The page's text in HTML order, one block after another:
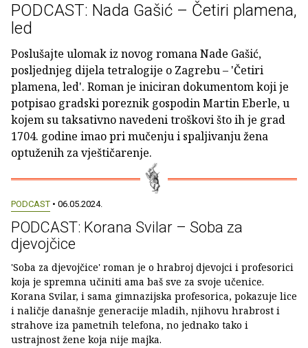
PODCAST: Nada Gašić – Četiri plamena,
led
Poslušajte ulomak iz novog romana Nade Gašić,
posljednjeg dijela tetralogije o Zagrebu – 'Četiri
plamena, led'. Roman je iniciran dokumentom koji je
potpisao gradski poreznik gospodin Martin Eberle, u
kojem su taksativno navedeni troškovi što ih je grad
1704. godine imao pri mučenju i spaljivanju žena
optuženih za vještičarenje.
PODCAST • 06.05.2024.
PODCAST: Korana Svilar – Soba za
djevojčice
'Soba za djevojčice' roman je o hrabroj djevojci i profesorici
koja je spremna učiniti ama baš sve za svoje učenice.
Korana Svilar, i sama gimnazijska profesorica, pokazuje lice
i naličje današnje generacije mladih, njihovu hrabrost i
strahove iza pametnih telefona, no jednako tako i
ustrajnost žene koja nije majka.